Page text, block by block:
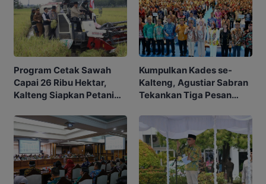
Program Cetak Sawah
Capai 26 Ribu Hektar,
Kalteng Siapkan Petani
Kumpulkan Kades se-
Kalteng, Agustiar Sabran
Tekankan Tiga Pesan